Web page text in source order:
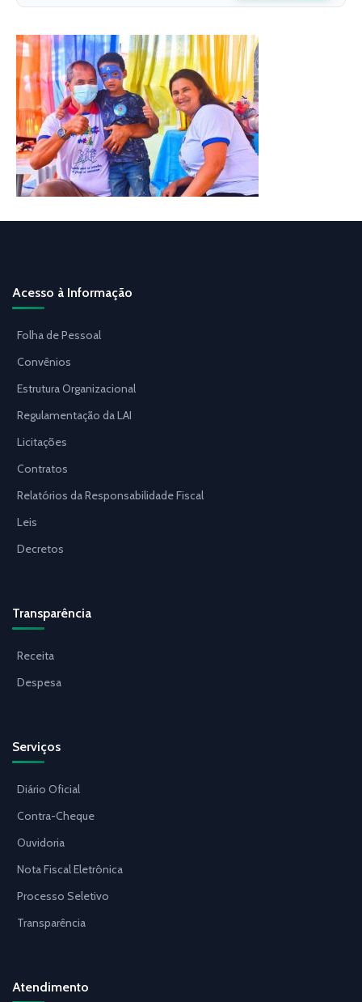
Acesso à Informação
Folha de Pessoal
Convênios
Estrutura Organizacional
Regulamentação da LAI
Licitações
Contratos
Relatórios da Responsabilidade Fiscal
Leis
Decretos
Transparência
Receita
Despesa
Serviços
Diário Oficial
Contra-Cheque
Ouvidoria
Nota Fiscal Eletrônica
Processo Seletivo
Transparência
Atendimento